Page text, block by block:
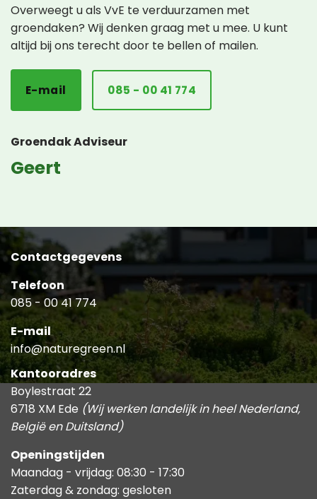
Overweegt u als VvE te verduurzamen met
groendaken? Wij denken graag met u mee. U kunt
altijd bij ons terecht door te bellen of mailen.
E-mail 085 - 00 41 774
Groendak Adviseur
Geert
Contactgegevens
Telefoon
085 - 00 41 774
E-mail
info@naturegreen.nl
Kantooradres
Boylestraat 22
6718 XM Ede (Wij werken landelijk in heel Nederland,
België en Duitsland)
Openingstijden
Maandag - vrijdag: 08:30 - 17:30
Zaterdag & zondag: gesloten